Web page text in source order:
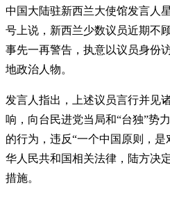
中国大陆驻新西兰大使馆发言人
号上说，新西兰少数议员近期不
事先一再警告，执意以议员身份
地政治人物。
发言人指出，上述议员言行并见
响，向台民进党当局和“台独”势
的行为，违反“一个中国原则，
华人民共和国相关法律，陆方决
措施。